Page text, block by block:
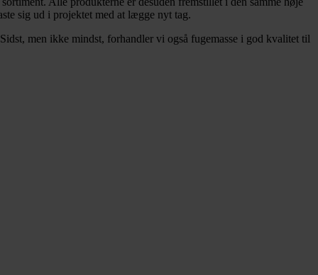
sig ud i projektet med at lægge nyt tag.
men ikke mindst, forhandler vi også fugemasse i god kvalitet til